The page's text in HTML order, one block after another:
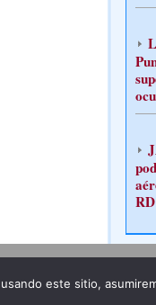
RD
este sitio,